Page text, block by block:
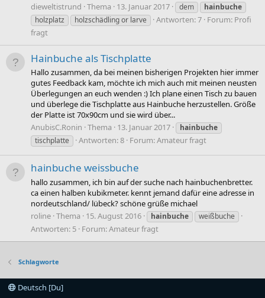
dieweltistrund Thema 13. Januar 2017 dem
hainbuche
holzplatz
holzschädling or larve Antworten: 7 Forum: Profi
fragt
Hainbuche als Tischplatte
Hallo zusammen, da bei meinen bisherigen Projekten hier immer
gutes Feedback kam, möchte ich mich auch mit meinen neusten
Überlegungen an euch wenden :) Ich plane einen Tisch zu bauen
und überlege die Tischplatte aus Hainbuche herzustellen. Größe
der Platte ist 70x90cm und sie wird über...
AnubisC.Ronin Thema 13. Januar 2017
hainbuche
tischplatte
Antworten: 8 Forum:Amateur fragt
hainbuche weissbuche
hallo zusammen, ich bin auf der suche nach hainbuchenbretter.
ca einen halben kubikmeter. kennt jemand dafür eine adresse in
nordeutschland/ lübeck? schöne grüße michael
roline Thema 15. August 2016 hainbuche weißbuche
Antworten: 5 Forum:Amateur fragt
Schlagworte
Deutsch [Du]